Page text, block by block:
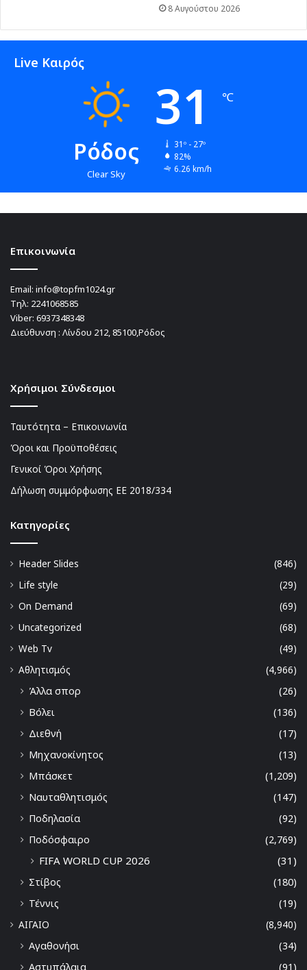
8 Αυγούστου 2026
Live Καιρός
Ρόδος
Clear Sky
31 ℃
31º - 27º
82%
6.26 km/h
Επικοινωνία
Email: info@topfm1024.gr
Τηλ: 2241068585
Viber: 6937348348
Διεύθυνση : Λίνδου 212, 85100,Ρόδος
Χρήσιμοι Σύνδεσμοι
Ταυτότητα – Επικοινωνία
Όροι και Προϋποθέσεις
Γενικοί Όροι Χρήσης
Δήλωση συμμόρφωσης ΕΕ 2018/334
Kατηγορίες
Header Slides
(846)
Life style
(29)
On Demand
(69)
Uncategorized
(68)
Web Tv
(49)
Αθλητισμός
(4,966)
Άλλα σπορ
(26)
Βόλει
(136)
Διεθνή
(17)
Μηχανοκίνητος
(13)
Μπάσκετ
(1,209)
Ναυταθλητισμός
(147)
Ποδηλασία
(92)
Ποδόσφαιρο
(2,769)
FIFA WORLD CUP 2026 (31)
Στίβος
(180)
Τέννις
(19)
ΑΙΓΑΙΟ
(8,940)
Αγαθονήσι
(34)
Αστυπάλαια
(91)